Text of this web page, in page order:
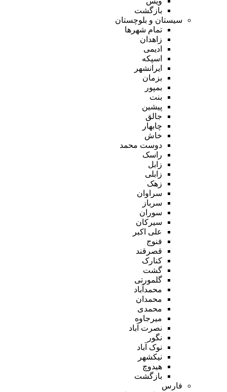
بازگشت
سیستان و بلوچستان
تمام شهر‌ها
زاهدان
ادیمی
اسپکه
ایرانشهر
بزمان
بمپور
بنت
پیشین
جالق
چابهار
خاش
دوست محمد
راسک
زابل
زابلی
زهک
سراوان
سرباز
سوران
سیرکان
علی اکبر
فنوج
قصرقند
کنارک
گشت
گلمورتی
محمدآباد
محمدان
محمدی
میرجاوه
نصرت آباد
نگور
نوک آباد
نیکشهر
هیدوچ
بازگشت
فارس